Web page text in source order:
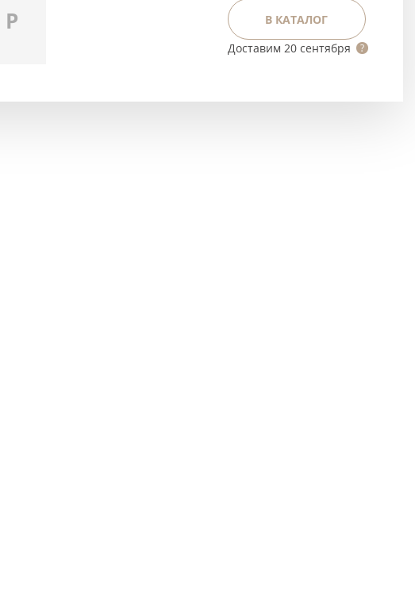
Р
В КАТАЛОГ
Доставим 20 сентября